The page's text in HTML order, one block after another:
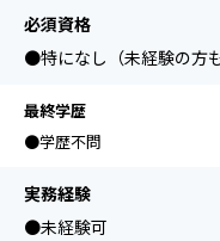
必須資格
●特になし（未経験の方
最終学歴
●学歴不問
実務経験
●未経験可